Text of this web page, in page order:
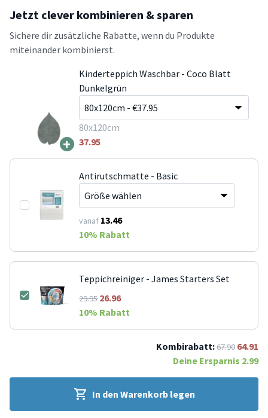
Jetzt clever kombinieren & sparen
Sichere dir zusätzliche Rabatte, wenn du Produkte
miteinander kombinierst.
+
Kinderteppich Waschbar - Coco Blatt
Dunkelgrün
80x120cm
37.95
Antirutschmatte - Basic
vanaf 13.46
10% Rabatt
Teppichreiniger - James Starters Set
29.9526.96
10% Rabatt
Kombirabatt:67.90 64.91
Deine Ersparnis 2.99
In den Warenkorb legen